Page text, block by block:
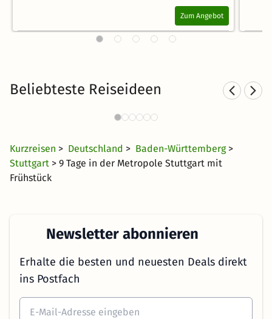
Zum Angebot
Beliebteste Reiseideen
Städtereisen nach Stuttgart
156 Angebote
Kurzreisen > Deutschland > Baden-Württemberg >
Stuttgart > 9 Tage in der Metropole Stuttgart mit
Frühstück
Newsletter abonnieren
Erhalte die besten und neuesten Deals direkt
ins Postfach